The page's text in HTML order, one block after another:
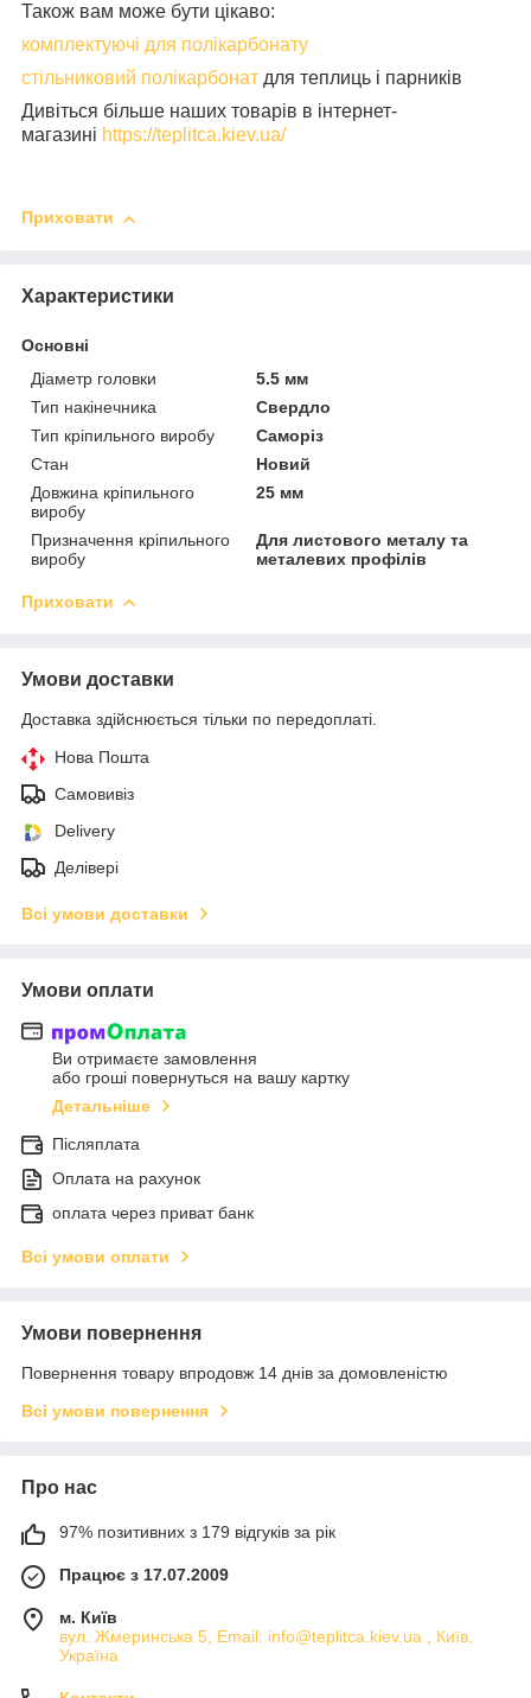
Також вам може бути цікаво:
комплектуючі для полікарбонату
стільниковий полікарбонат для теплиць і парників
Дивіться більше наших товарів в інтернет-
магазині https://teplitca.kiev.ua/
Приховати
Характеристики
Основні
Діаметр головки
5.5 мм
Тип накінечника
Свердло
Тип кріпильного виробу
Саморіз
Стан
Новий
Довжина кріпильного
виробу
25 мм
Призначення кріпильного
виробу
Для листового металу та
металевих профілів
Приховати
Умови доставки
Доставка здійснюється тільки по передоплаті.
Нова Пошта
Самовивіз
Delivery
Делівері
Всі умови доставки
Умови оплати
Ви отримаєте замовлення
або гроші повернуться на вашу картку
Детальніше
Післяплата
Оплата на рахунок
оплата через приват банк
Всі умови оплати
Умови повернення
Повернення товару впродовж 14 днів за домовленістю
Всі умови повернення
Про нас
97% позитивних з 179 відгуків за рік
Працює з 17.07.2009
м. Київ
вул. Жмеринська 5, Email: info@teplitca.kiev.ua , Київ,
Україна